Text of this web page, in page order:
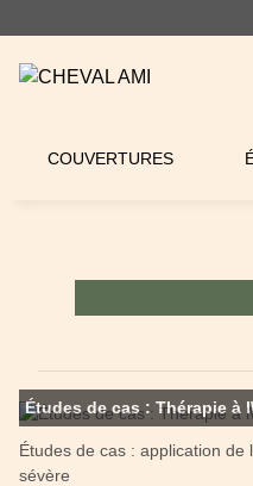
COUVERTURES
Études de cas : Thérapie à
Études de cas : application
sévère